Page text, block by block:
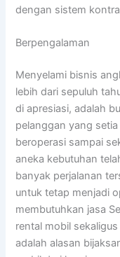
dengan sistem
Berpengalaman
Menyelami bisnis
lebih dari sepuluh
di apresiasi, adalah
pelanggan yang
beroperasi sampai
aneka kebutuhan
banyak perjalanan
untuk tetap menjadi
membutuhkan jasa
rental mobil
adalah alasan